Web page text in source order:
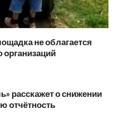
не облагается
расскажет о снижении
отчётность